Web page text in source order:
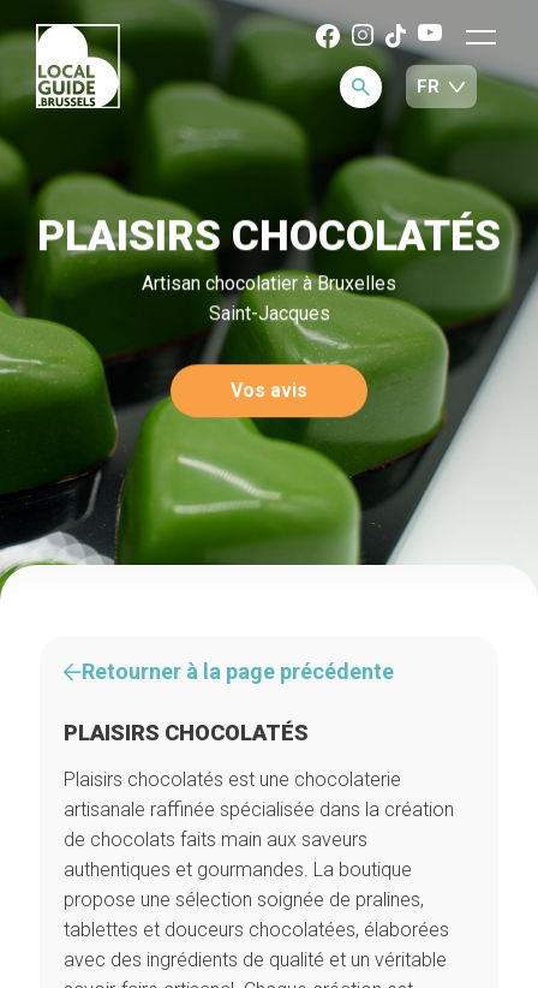
PLAISIRS CHOCOLATÉS
Artisan chocolatier à Bruxelles
Saint-Jacques
Vos avis
Retourner à la page précédente
PLAISIRS CHOCOLATÉS
Plaisirs chocolatés est une chocolaterie
artisanale raffinée spécialisée dans la création
de chocolats faits main aux saveurs
authentiques et gourmandes. La boutique
propose une sélection soignée de pralines,
tablettes et douceurs chocolatées, élaborées
avec des ingrédients de qualité et un véritable